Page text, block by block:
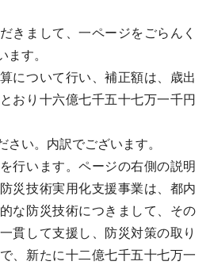
きまして、一ページをごらんく
ます。
について行い、補正額は、歳出
おり十六億七千五十七万一千円
い。内訳でございます。
行います。ページの右側の説明
災技術実用化支援事業は、都内
な防災技術につきまして、その
貫して支援し、防災対策の取り
、新たに十二億七千五十七万一